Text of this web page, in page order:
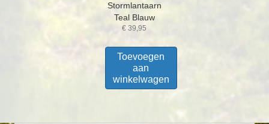
Stormlantaarn
Teal Blauw
€ 39,95
Toevoegen
aan
winkelwagen